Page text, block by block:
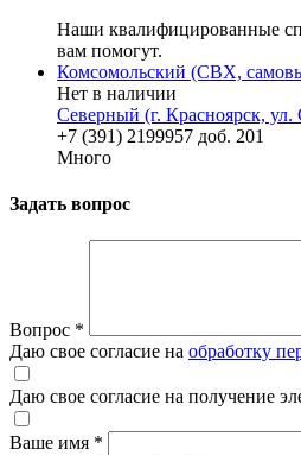
Наши квалифицированные
вам помогут.
Комсомольский (СВХ,
Нет в наличии
Северный (г. Красноярск, ул.
+7 (391) 2199957 доб. 201
Много
Задать вопрос
Вопрос *
Даю свое согласие на обработку
Даю свое согласие на получение
Ваше имя *